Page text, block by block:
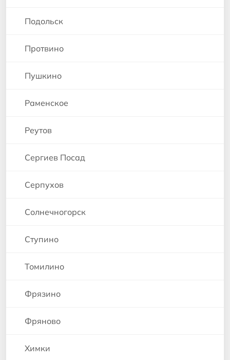
Подольск
Протвино
Пушкино
Раменское
Реутов
Сергиев Посад
Серпухов
Солнечногорск
Ступино
Томилино
Фрязино
Фряново
Химки